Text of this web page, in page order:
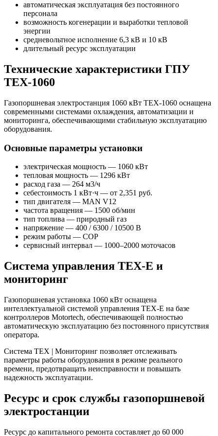
автоматическая эксплуатация без постоянного
персонала
возможность когенерации и выработки тепловой
энергии
средневольтное исполнение 6,3 кВ и 10 кВ
длительный ресурс эксплуатации
Технические характеристики ГПУ
TEX-1060
Газопоршневая электростанция 1060 кВт TEX-1060 оснащена
современными системами охлаждения, автоматизации и
мониторинга, обеспечивающими стабильную эксплуатацию
оборудования.
Основные параметры установки
электрическая мощность — 1060 кВт
тепловая мощность — 1296 кВт
расход газа — 264 м3/ч
себестоимость 1 кВт·ч — от 2,351 руб.
тип двигателя — MAN V12
частота вращения — 1500 об/мин
тип топлива — природный газ
напряжение — 400 / 6300 / 10500 В
режим работы — COP
сервисный интервал — 1000–2000 моточасов
Система управления TEX-E и
мониторинг
Газопоршневая установка 1060 кВт оснащена
интеллектуальной системой управления TEX-E на базе
контроллеров Motortech, обеспечивающей полностью
автоматическую эксплуатацию без постоянного присутствия
оператора.
Система TEX | Мониторинг позволяет отслеживать
параметры работы оборудования в режиме реального
времени, предотвращать неисправности и повышать
надежность эксплуатации.
Ресурс и срок службы газопоршневой
электростанции
Ресурс до капитального ремонта составляет до 60 000